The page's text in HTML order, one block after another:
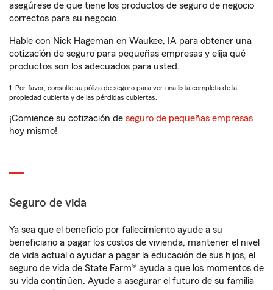
asegúrese de que tiene los productos de seguro de negocio
correctos para su negocio.
Hable con Nick Hageman en Waukee, IA para obtener una
cotización de seguro para pequeñas empresas y elija qué
productos son los adecuados para usted.
1. Por favor, consulte su póliza de seguro para ver una lista completa de la
propiedad cubierta y de las pérdidas cubiertas.
¡Comience su cotización de seguro de pequeñas empresas
hoy mismo!
Seguro de vida
Ya sea que el beneficio por fallecimiento ayude a su
beneficiario a pagar los costos de vivienda, mantener el nivel
de vida actual o ayudar a pagar la educación de sus hijos, el
seguro de vida de State Farm® ayuda a que los momentos de
su vida continúen. Ayude a asegurar el futuro de su familia